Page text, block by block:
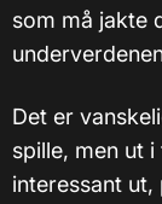
som må jakte
Det er
spille, men ut
interessant